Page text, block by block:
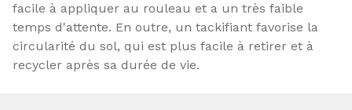
facile à appliquer au rouleau et a un très faible
temps d'attente. En outre, un tackifiant favorise la
circularité du sol, qui est plus facile à retirer et à
recycler après sa durée de vie.